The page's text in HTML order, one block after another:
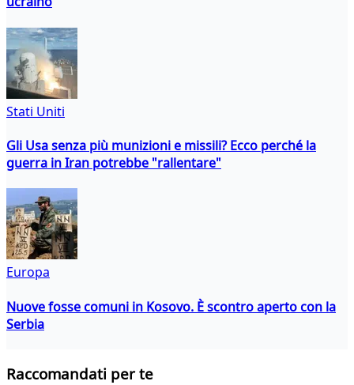
Stati Uniti
Gli Usa senza più munizioni e missili? Ecco perché la
guerra in Iran potrebbe "rallentare"
Europa
Nuove fosse comuni in Kosovo. È scontro aperto con la
Serbia
Raccomandati per te